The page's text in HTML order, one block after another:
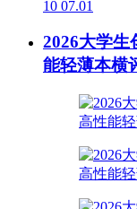
10 07.01
2026大学生
能轻薄本横